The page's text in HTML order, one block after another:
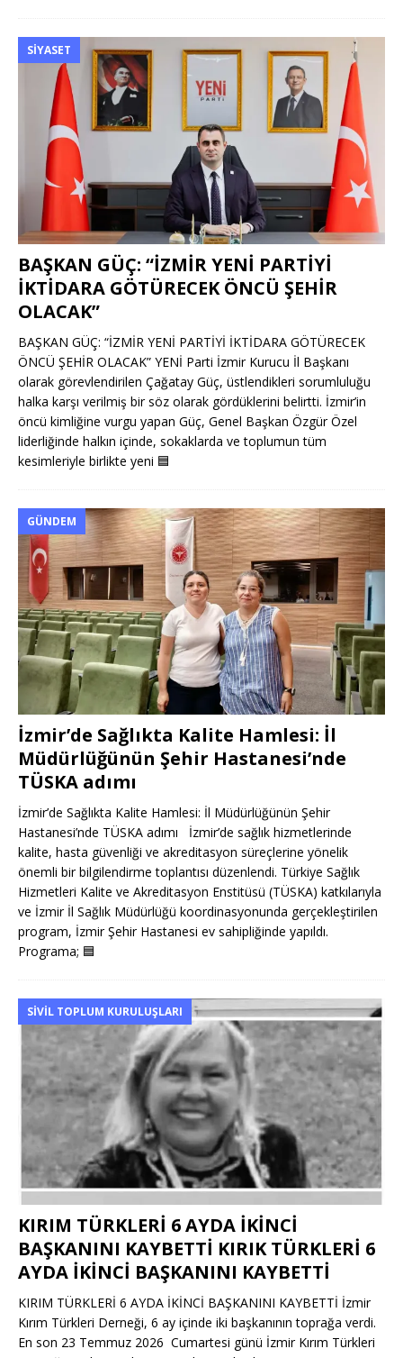
SIYASET
BAŞKAN GÜÇ: “İZMİR YENİ PARTİYİ
İKTİDARA GÖTÜRECEK ÖNCÜ ŞEHİR
OLACAK”
BAŞKAN GÜÇ: “İZMİR YENİ PARTİYİ İKTİDARA GÖTÜRECEK
ÖNCÜ ŞEHİR OLACAK” YENİ Parti İzmir Kurucu İl Başkanı
olarak görevlendirilen Çağatay Güç, üstlendikleri sorumluluğu
halka karşı verilmiş bir söz olarak gördüklerini belirtti. İzmir’in
öncü kimliğine vurgu yapan Güç, Genel Başkan Özgür Özel
liderliğinde halkın içinde, sokaklarda ve toplumun tüm
kesimleriyle birlikte yeni 🟦
GÜNDEM
İzmir’de Sağlıkta Kalite Hamlesi: İl
Müdürlüğünün Şehir Hastanesi’nde
TÜSKA adımı
İzmir’de Sağlıkta Kalite Hamlesi: İl Müdürlüğünün Şehir
Hastanesi’nde TÜSKA adımı İzmir’de sağlık hizmetlerinde
kalite, hasta güvenliği ve akreditasyon süreçlerine yönelik
önemli bir bilgilendirme toplantısı düzenlendi. Türkiye Sağlık
Hizmetleri Kalite ve Akreditasyon Enstitüsü (TÜSKA) katkılarıyla
ve İzmir İl Sağlık Müdürlüğü koordinasyonunda gerçekleştirilen
program, İzmir Şehir Hastanesi ev sahipliğinde yapıldı.
Programa; 🟦
SIVIL TOPLUM KURULUŞLARI
KIRIM TÜRKLERİ 6 AYDA İKİNCİ
BAŞKANINI KAYBETTİ KIRIK TÜRKLERİ 6
AYDA İKİNCİ BAŞKANINI KAYBETTİ
KIRIM TÜRKLERİ 6 AYDA İKİNCİ BAŞKANINI KAYBETTİ İzmir
Kırım Türkleri Derneği, 6 ay içinde iki başkanının toprağa verdi.
En son 23 Temmuz 2026 Cumartesi günü İzmir Kırım Türkleri